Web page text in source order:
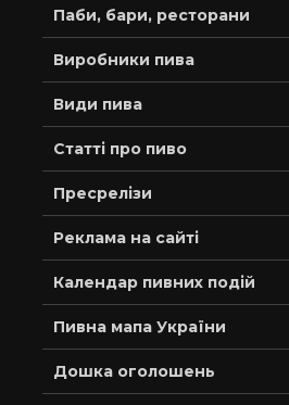
Паби, бари, ресторани
Виробники пива
Види пива
Статті про пиво
Пресрелізи
Реклама на сайті
Календар пивних подій
Пивна мапа України
Дошка оголошень